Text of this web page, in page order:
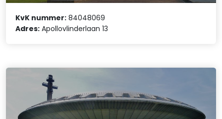
KvK nummer: 84048069
Adres: Apollovlinderlaan 13